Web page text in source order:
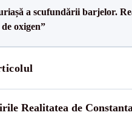
a scufundării barjelor.
oxigen”
Realitatea de